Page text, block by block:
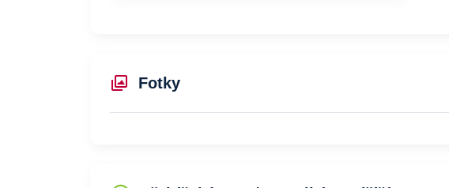
Fotky